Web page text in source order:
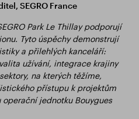
SEGRO France
Park Le Thillay podporují
Tyto úspěchy demonstrují
a přilehlých kanceláří:
užívání, integrace krajiny
na kterých těžíme,
přístupu k projektům
jednotku Bouygues